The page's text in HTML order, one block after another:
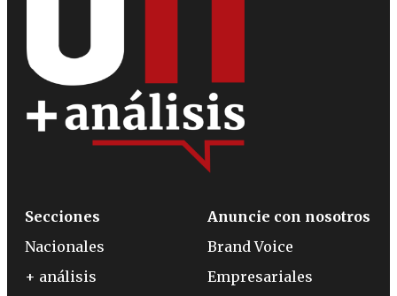
Secciones
Nacionales
+ análisis
Anuncie con nosotros
Brand Voice
Empresariales